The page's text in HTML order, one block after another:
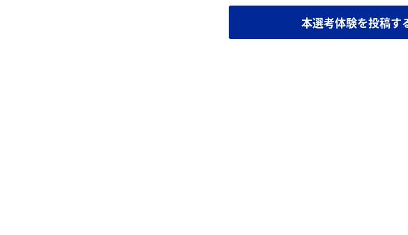
本選考体験を投稿す